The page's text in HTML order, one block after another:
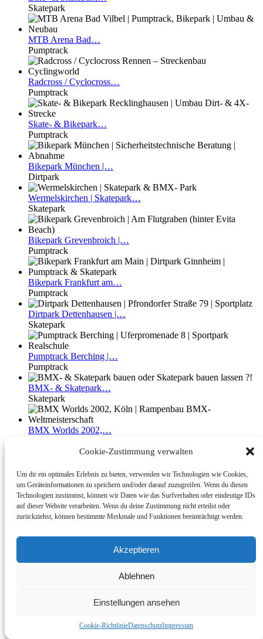
Cookie-Zustimmung verwalten
Um dir ein optimales Erlebnis zu bieten, verwenden wir Technologien wie Cookies,
um Geräteinformationen zu speichern und/oder darauf zuzugreifen. Wenn du diesen
Technologien zustimmst, können wir Daten wie das Surfverhalten oder eindeutige IDs
auf dieser Website verarbeiten. Wenn du deine Zustimmung nicht erteilst oder
zurückziehst, können bestimmte Merkmale und Funktionen beeinträchtigt werden.
Akzeptieren
Ablehnen
Einstellungen ansehen
Cookie-RichtlinieDatenschutzImpressum
Skatepark
MTB Arena Bad…
Pumptrack
Radcross / Cyclocross…
Pumptrack
Skate- & Bikepark…
Pumptrack
Bikepark München |…
Dirtpark
Wermelskirchen | Skatepark…
Skatepark
Bikepark Grevenbroich |…
Pumptrack
Bikepark Frankfurt am…
Pumptrack
Dirtpark Dettenhausen |…
Skatepark
Pumptrack Berching |…
Pumptrack
BMX- & Skatepark…
Skatepark
BMX Worlds 2002,…
Bikepark,Pumptrack |…
Pumptrack
Planung| Radspitze…
Pumptrack
BMX-, Skatepark…
Bmx, Skatepark…